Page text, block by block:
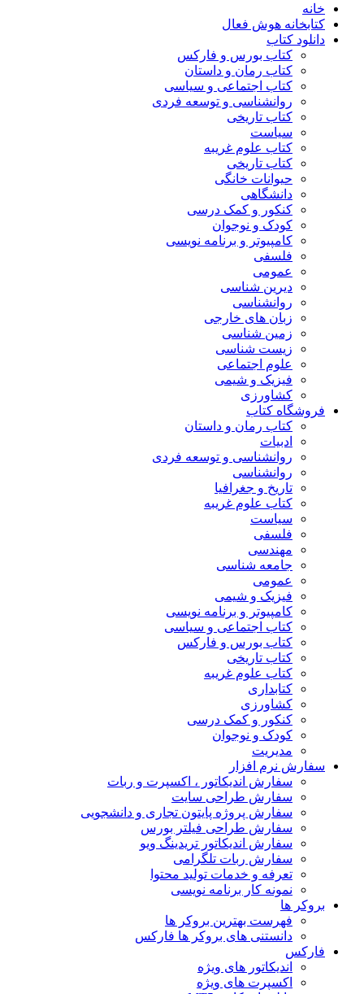
خانه
کتابخانه هوش فعال
دانلود کتاب
کتاب بورس و فارکس
کتاب رمان و داستان
کتاب اجتماعی و سیاسی
روانشناسی و توسعه فردی
کتاب تاریخی
سیاست
کتاب علوم غریبه
کتاب تاریخی
حیوانات خانگی
دانشگاهی
کنکور و کمک‌ درسی
کودک و نوجوان
کامپیوتر و برنامه نویسی
فلسفی
عمومی
دیرین شناسی
روانشناسی
زبان های خارجی
زمین شناسی
زیست شناسی
علوم اجتماعی
فیزیک و شیمی
کشاورزی
فروشگاه کتاب
کتاب رمان و داستان
ادبیات
روانشناسی و توسعه فردی
روانشناسی
تاریخ و جغرافیا
کتاب علوم غریبه
سیاست
فلسفی
مهندسی
جامعه شناسی
عمومی
فیزیک و شیمی
کامپیوتر و برنامه نویسی
کتاب اجتماعی و سیاسی
کتاب بورس و فارکس
کتاب تاریخی
کتاب علوم غریبه
کتابداری
کشاورزی
کنکور و کمک‌ درسی
کودک و نوجوان
مدیریت
سفارش نرم افزار
سفارش اندیکاتور ، اکسپرت و ربات
سفارش طراحی سایت
سفارش پروژه پایتون تجاری و دانشجویی
سفارش طراحی فیلتر بورس
سفارش اندیکاتور تریدینگ ویو
سفارش ربات تلگرامی
تعرفه و خدمات تولید محتوا
نمونه کار برنامه نویسی
بروکر ها
فهرست بهترین بروکر ها
دانستنی های بروکر ها فارکس
فارکس
اندیکاتور های ویژه
اکسپرت های ویژه